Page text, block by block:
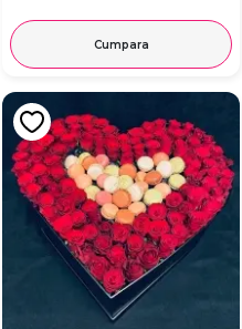
Cumpara